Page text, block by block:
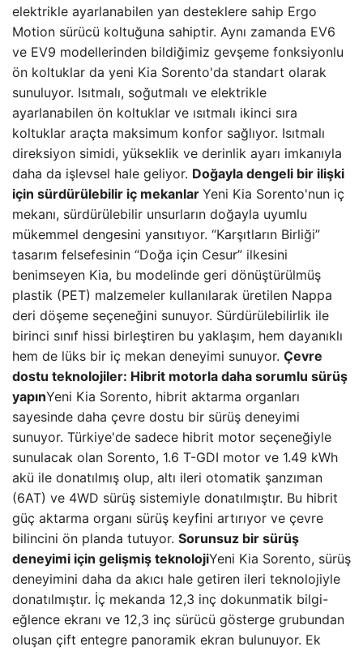
elektrikle ayarlanabilen yan desteklere sahip Ergo
Motion sürücü koltuğuna sahiptir. Aynı zamanda EV6
ve EV9 modellerinden bildiğimiz gevşeme fonksiyonlu
ön koltuklar da yeni Kia Sorento'da standart olarak
sunuluyor. Isıtmalı, soğutmalı ve elektrikle
ayarlanabilen ön koltuklar ve ısıtmalı ikinci sıra
koltuklar araçta maksimum konfor sağlıyor. Isıtmalı
direksiyon simidi, yükseklik ve derinlik ayarı imkanıyla
daha da işlevsel hale geliyor. Doğayla dengeli bir ilişki
için sürdürülebilir iç mekanlar Yeni Kia Sorento'nun iç
mekanı, sürdürülebilir unsurların doğayla uyumlu
mükemmel dengesini yansıtıyor. “Karşıtların Birliği”
tasarım felsefesinin “Doğa için Cesur” ilkesini
benimseyen Kia, bu modelinde geri dönüştürülmüş
plastik (PET) malzemeler kullanılarak üretilen Nappa
deri döşeme seçeneğini sunuyor. Sürdürülebilirlik ile
birinci sınıf hissi birleştiren bu yaklaşım, hem dayanıklı
hem de lüks bir iç mekan deneyimi sunuyor. Çevre
dostu teknolojiler: Hibrit motorla daha sorumlu sürüş
yapınYeni Kia Sorento, hibrit aktarma organları
sayesinde daha çevre dostu bir sürüş deneyimi
sunuyor. Türkiye'de sadece hibrit motor seçeneğiyle
sunulacak olan Sorento, 1.6 T-GDI motor ve 1.49 kWh
akü ile donatılmış olup, altı ileri otomatik şanzıman
(6AT) ve 4WD sürüş sistemiyle donatılmıştır. Bu hibrit
güç aktarma organı sürüş keyfini artırıyor ve çevre
bilincini ön planda tutuyor. Sorunsuz bir sürüş
deneyimi için gelişmiş teknolojiYeni Kia Sorento, sürüş
deneyimini daha da akıcı hale getiren ileri teknolojiyle
donatılmıştır. İç mekanda 12,3 inç dokunmatik bilgi-
eğlence ekranı ve 12,3 inç sürücü gösterge grubundan
oluşan çift entegre panoramik ekran bulunuyor. Ek